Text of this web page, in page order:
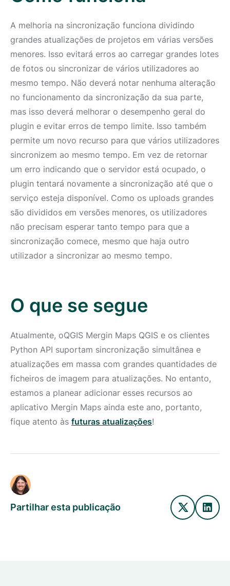
A melhoria na sincronização funciona dividindo
grandes atualizações de projetos em várias versões
menores. Isso evitará erros ao carregar grandes lotes
de fotos ou sincronizar de vários utilizadores ao
mesmo tempo. Não deverá notar nenhuma alteração
no funcionamento da sincronização da sua parte,
mas isso deverá melhorar o desempenho geral do
plugin e evitar erros de tempo limite. Isso também
permite um novo recurso para que vários utilizadores
sincronizem ao mesmo tempo. Em vez de retornar
um erro indicando que o servidor está ocupado, o
plugin tentará novamente a sincronização até que o
serviço esteja disponível. Como os uploads grandes
são divididos em versões menores, os utilizadores
não precisam esperar tanto tempo para que a
sincronização comece, mesmo que haja outro
utilizador a sincronizar ao mesmo tempo.
O que se segue
Atualmente, oQGIS Mergin Maps QGIS e os clientes
Python API suportam sincronização simultânea e
atualizações em massa com grandes quantidades de
ficheiros de imagem para atualizações. No entanto,
estamos a planear adicionar esses recursos ao
aplicativo Mergin Maps ainda este ano, portanto,
fique atento às futuras atualizações!
Partilhar esta publicação